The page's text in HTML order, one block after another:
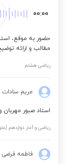
00:00
حضور به موقع،
مطالب و ارائه
ریاضی هشتم
استاد صبور
ریاضی و آمار دوازدهم
فاطمه فرضی